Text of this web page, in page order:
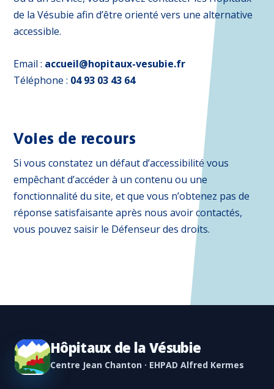
de la Vésubie afin d’être orienté vers une alternative
accessible.
Email : accueil@hopitaux-vesubie.fr
Téléphone : 04 93 03 43 64
Voies de recours
Si vous constatez un défaut d’accessibilité vous
empêchant d’accéder à un contenu ou une
fonctionnalité du site, et que vous n’obtenez pas de
réponse satisfaisante après nous avoir contactés,
vous pouvez saisir le Défenseur des droits.
Hôpitaux de la Vésubie
Centre Jean Chanton · EHPAD Alfred Kermes